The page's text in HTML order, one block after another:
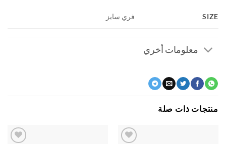
فري سايز
معلومات أخري
ذات صلة